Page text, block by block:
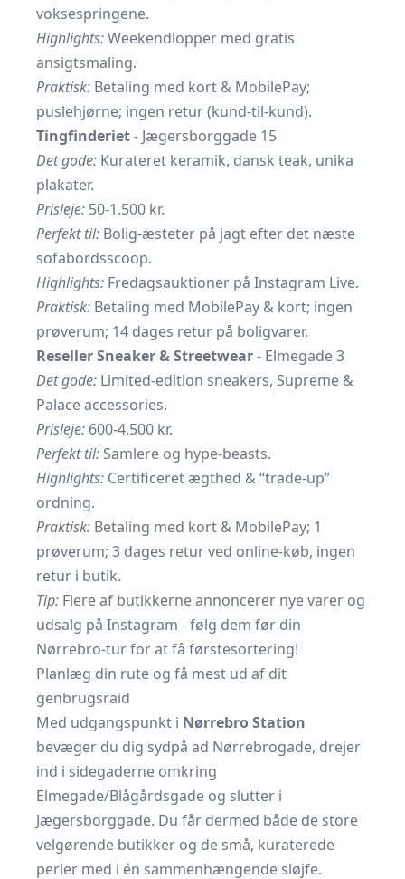
voksespringene.
Highlights:Weekendlopper med gratis
ansigtsmaling.
Praktisk: Betaling med kort & MobilePay;
puslehjørne; ingen retur (kund-til-kund).
Tingfinderiet- Jægersborggade 15
Det gode: Kurateret keramik, dansk teak, unika
plakater.
Prisleje: 50-1.500 kr.
Perfekt til: Bolig-æsteter på jagt efter det næste
sofabordsscoop.
Highlights: Fredagsauktioner på Instagram Live.
Praktisk: Betaling med MobilePay & kort; ingen
prøverum; 14 dages retur på boligvarer.
Reseller Sneaker & Streetwear- Elmegade 3
Det gode: Limited-edition sneakers, Supreme &
Palace accessories.
Prisleje: 600-4.500 kr.
Perfekt til: Samlere og hype-beasts.
Highlights: Certificeret ægthed & “trade-up”
ordning.
Praktisk: Betaling med kort & MobilePay; 1
prøverum; 3 dages retur ved online-køb, ingen
retur i butik.
Tip: Flere af butikkerne annoncerer nye varer og
udsalg på Instagram - følg dem før din
Nørrebro-tur for at få førstesortering!
Planlæg din rute og få mest ud af dit
genbrugsraid
Med udgangspunkt i Nørrebro Station
bevæger du dig sydpå ad Nørrebrogade, drejer
ind i sidegaderne omkring
Elmegade/Blågårdsgade og slutter i
Jægersborggade. Du får dermed både de store
velgørende butikker og de små, kuraterede
perler med i én sammenhængende sløjfe.